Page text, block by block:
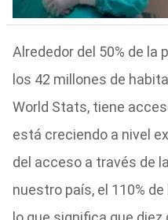
Alrededor del 50% de la
los 42 millones de
World Stats, tiene
está creciendo a nivel
del acceso a través de
nuestro país, el 110%